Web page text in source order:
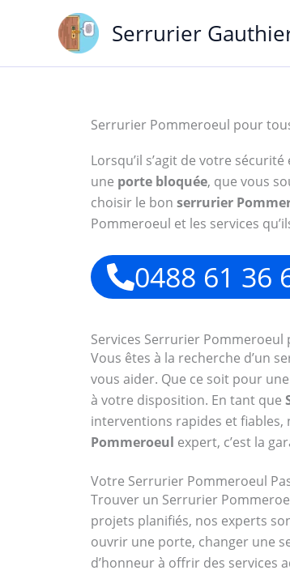
Serrurier
Serrurier Pommeroeul pour
Lorsqu’il s’agit de votre
une porte bloquée, que vous
choisir le bon serrurier
Pommeroeul et les services
0488 61 36
Services Serrurier Pommeroeul
Vous êtes à la recherche d’un
vous aider. Que ce soit pour
à votre disposition. En tant que
interventions rapides et fiables,
Pommeroeul expert, c’est la
Votre Serrurier Pommeroeul
Trouver un Serrurier
projets planifiés, nos experts
ouvrir une porte, changer une
d’honneur à offrir des services